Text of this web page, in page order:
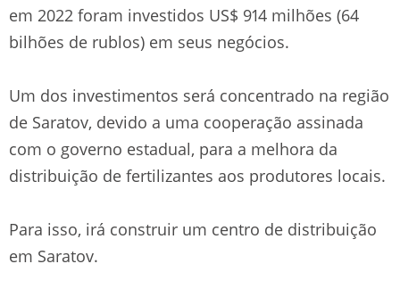
em 2022 foram investidos US$ 914 milhões (64
bilhões de rublos) em seus negócios.
Um dos investimentos será concentrado na região
de Saratov, devido a uma cooperação assinada
com o governo estadual, para a melhora da
distribuição de fertilizantes aos produtores locais.
Para isso, irá construir um centro de distribuição
em Saratov.